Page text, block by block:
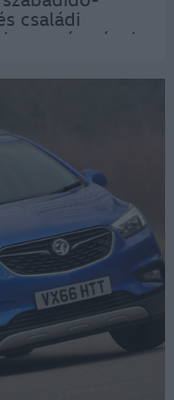
családi
méretével,
vásárlói kör